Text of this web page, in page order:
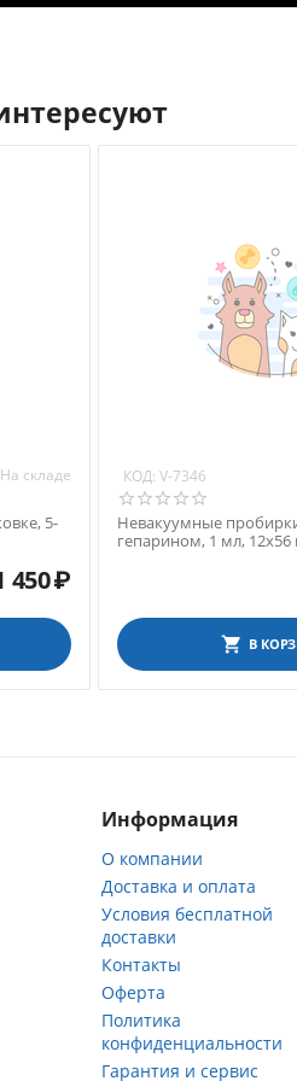
На складе
5-
450₽
КОД: V-7346
Невакуумные
гепарином, 1 мл,
В
Информация
О компании
Доставка и оплата
Условия бесплатной
доставки
Контакты
Оферта
Политика
конфиденциальности
Гарантия и сервис